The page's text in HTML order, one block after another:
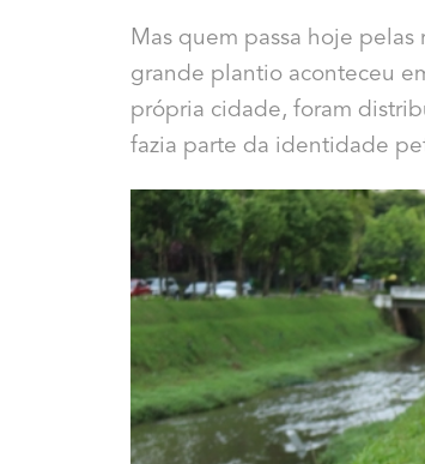
Mas quem passa hoje
grande plantio aconteceu
própria cidade, foram
fazia parte da identidade